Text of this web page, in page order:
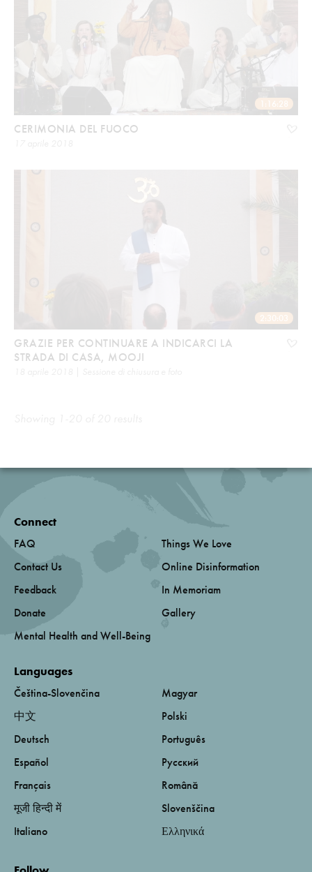
1:16:28
CERIMONIA DEL FUOCO
2:30:03
GRAZIE PER CONTINUARE A INDICARCI LA
STRADA DI CASA, MOOJI
Connect
FAQ
Contact Us
Feedback
Donate
Mental Health and Well-Being
Things We Love
Online Disinformation
In Memoriam
Gallery
Languages
Čeština-Slovenčina
中文
Deutsch
Español
Français
मूजी हिन्दी में
Italiano
Magyar
Polski
Português
Русский
Română
Slovenščina
Ελληνικά